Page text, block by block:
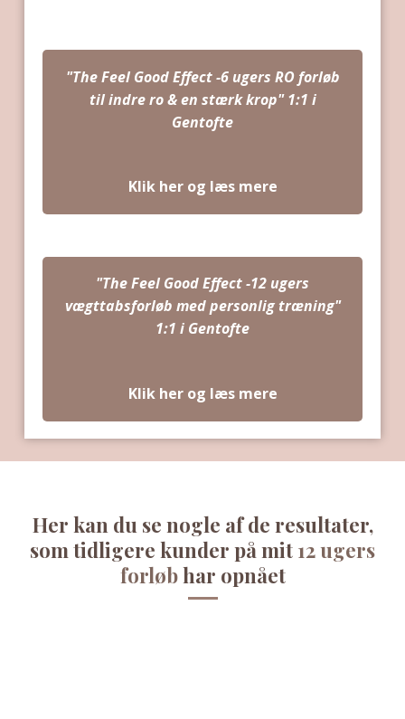
"The Feel Good Effect -6 ugers RO forløb
til indre ro & en stærk krop" 1:1 i
Gentofte
Klik her og læs mere
"The Feel Good Effect -12 ugers
vægttabsforløb med personlig træning"
1:1 i Gentofte
Klik her og læs mere
Her kan du se nogle af de resultater,
​som tidligere kunder på mit 12 ugers
forløbhar opnået​